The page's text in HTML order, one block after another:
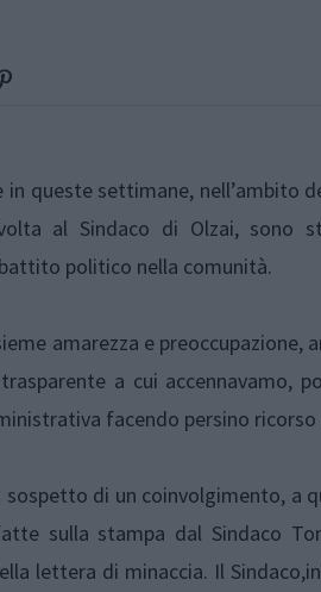
in queste settimane, nell’ambito
al Sindaco di Olzai, sono
politico nella comunità.
amarezza e
a cui accennavamo,
facendo persino
sospetto di un coinvolgimento,
sulla stampa dal Sindaco
lettera di minaccia. Il